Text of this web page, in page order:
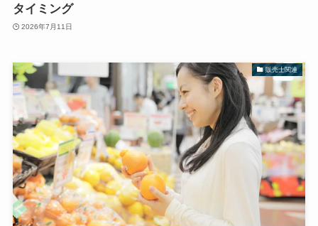
タイミング
2026年7月11日
販売士関連